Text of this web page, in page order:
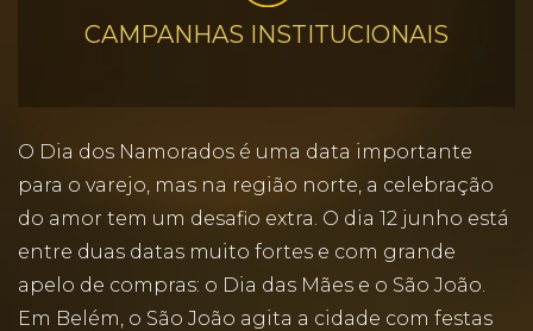
CAMPANHAS INSTITUCIONAIS
O Dia dos Namorados é uma data importante
para o varejo, mas na região norte, a celebração
do amor tem um desafio extra. O dia 12 junho está
entre duas datas muito fortes e com grande
apelo de compras: o Dia das Mães e o São João.
Em Belém, o São João agita a cidade com festas